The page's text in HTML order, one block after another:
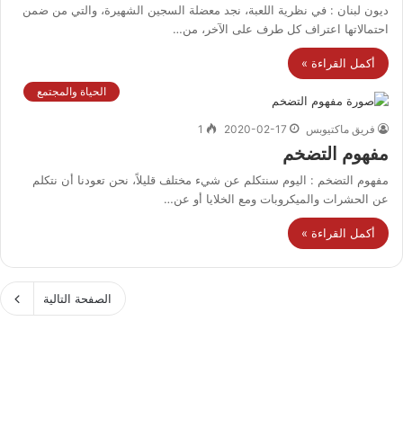
ديون لبنان : في نظرية اللعبة، نجد معضلة السجين الشهيرة، والتي من ضمن
احتمالاتها اعتراف كل طرف على الآخر، من…
أكمل القراءة »
الحياة والمجتمع
فريق ماكتيوبس 2020-02-17
1
مفهوم التضخم
مفهوم التضخم : اليوم سنتكلم عن شيء مختلف قليلاً، نحن تعودنا أن نتكلم
عن الحشرات والميكروبات ومع الخلايا أو عن…
أكمل القراءة »
الصفحة التالية